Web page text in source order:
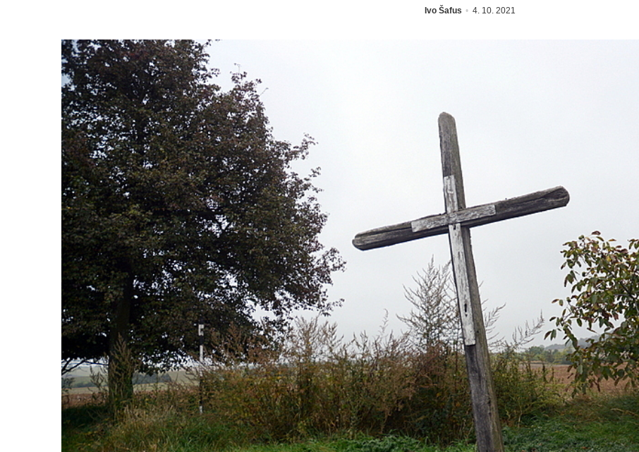
Ivo Šafus 4. 10. 2021